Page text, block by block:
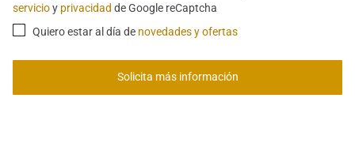
servicioy privacidad de Google reCaptcha
Quiero estar al día de novedades y ofertas